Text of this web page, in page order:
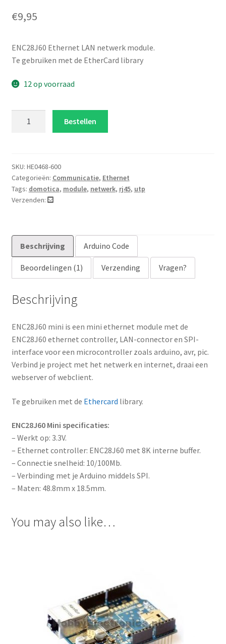
eerd
op 5
geba
op
t
waar
€9,95
ENC28J60 Ethernet LAN netwerk module.
Te gebruiken met de EtherCard library
12 op voorraad
netwerk
module
aantal
Bestellen
SKU: HE0468-600
Categorieën: Communicatie, Ethernet
Tags: domotica, module, netwerk, rj45, utp
Verzenden:
Beschrijving Arduino Code
Beoordelingen (1) Verzending Vragen?
Beschrijving
ENC28J60 mini is een mini ethernet module met de
ENC28J60 ethernet controller, LAN-connector en SPI-
interface voor een microcontroller zoals arduino, avr, pic.
Verbind je project met het netwerk en internet, draai een
webserver of webclient.
Te gebruiken met de Ethercard library.
ENC28J60 Mini specificaties:
– Werkt op: 3.3V.
– Ethernet controller: ENC28J60 met 8K interne buffer.
– Connectie snelheid: 10/100Mb.
– Verbinding met je Arduino middels SPI.
– Maten: 48.8mm x 18.5mm.
You may also like…